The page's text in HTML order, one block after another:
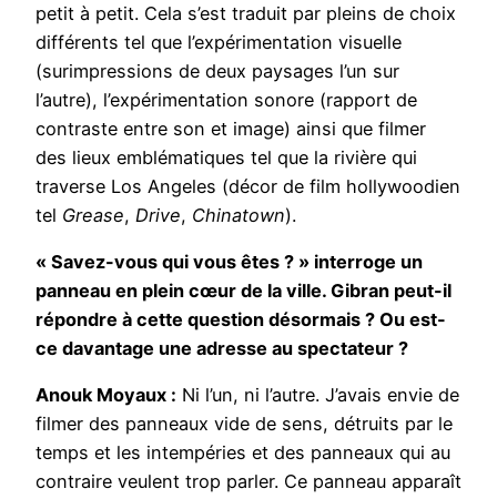
petit à petit. Cela s’est traduit par pleins de choix
différents tel que l’expérimentation visuelle
(surimpressions de deux paysages l’un sur
l’autre), l’expérimentation sonore (rapport de
contraste entre son et image) ainsi que filmer
des lieux emblématiques tel que la rivière qui
traverse Los Angeles (décor de film hollywoodien
tel Grease, Drive, Chinatown).
« Savez-vous qui vous êtes ? » interroge un
panneau en plein cœur de la ville. Gibran peut-il
répondre à cette question désormais ? Ou est-
ce davantage une adresse au spectateur ?
Anouk Moyaux : Ni l’un, ni l’autre. J’avais envie de
filmer des panneaux vide de sens, détruits par le
temps et les intempéries et des panneaux qui au
contraire veulent trop parler. Ce panneau apparaît